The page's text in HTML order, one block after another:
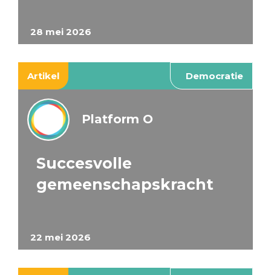
28 mei 2026
Artikel Democratie
22 mei 2026
Platform O
Succesvolle
gemeenschapskracht